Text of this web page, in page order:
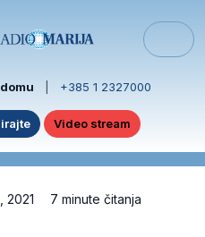
+385 1 2327000
Video stream
2021 7 minute čitanja